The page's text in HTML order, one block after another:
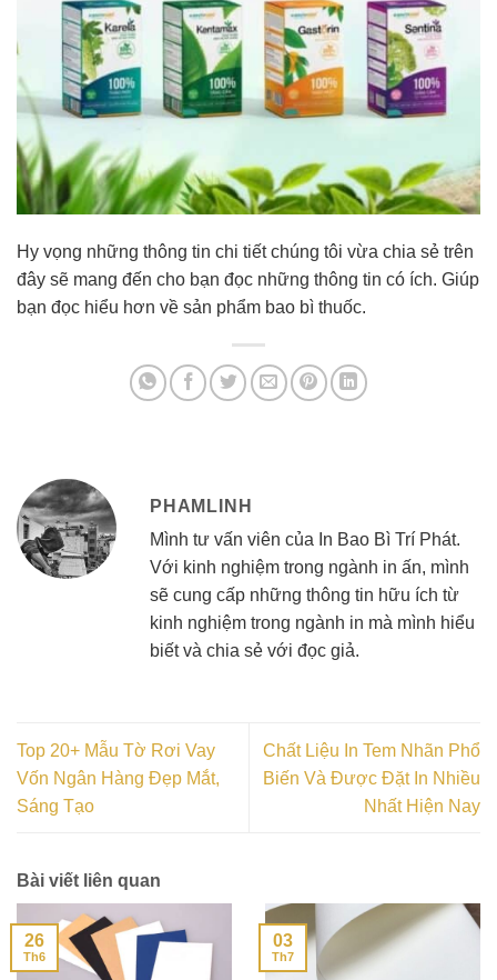
Hy vọng những thông tin chi tiết chúng tôi vừa chia sẻ trên
đây sẽ mang đến cho bạn đọc những thông tin có ích. Giúp
bạn đọc hiểu hơn về sản phẩm bao bì thuốc.
PHAMLINH
Mình tư vấn viên của In Bao Bì Trí Phát.
Với kinh nghiệm trong ngành in ấn, mình
sẽ cung cấp những thông tin hữu ích từ
kinh nghiệm trong ngành in mà mình hiểu
biết và chia sẻ với đọc giả.
Top 20+ Mẫu Tờ Rơi Vay
Vốn Ngân Hàng Đẹp Mắt,
Sáng Tạo
Chất Liệu In Tem Nhãn Phổ
Biến Và Được Đặt In Nhiều
Nhất Hiện Nay
Bài viết liên quan
26
Th6
03
Th7